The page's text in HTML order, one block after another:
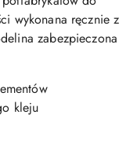
wykonana ręcznie z
zabezpieczona
kleju